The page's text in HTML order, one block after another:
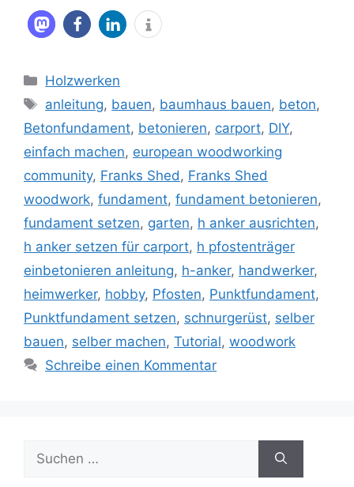
Kategorien
Holzwerken
Schlagwörter
anleitung, bauen, baumhaus bauen, beton,
Betonfundament, betonieren, carport, DIY,
einfach machen, european woodworking
community, Franks Shed, Franks Shed
woodwork, fundament, fundament betonieren,
fundament setzen, garten, h anker ausrichten,
h anker setzen für carport, h pfostenträger
einbetonieren anleitung, h-anker, handwerker,
heimwerker, hobby, Pfosten, Punktfundament,
Punktfundament setzen, schnurgerüst, selber
bauen, selber machen, Tutorial, woodwork
Schreibe einen Kommentar
Suche
nach: